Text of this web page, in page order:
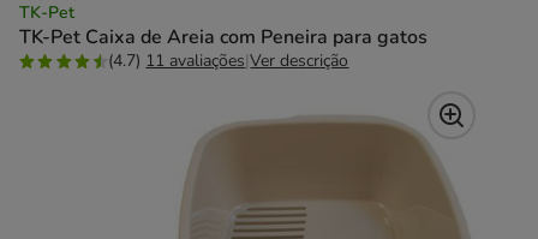
TK-Pet
TK-Pet Caixa de Areia com Peneira para gatos
(4.7) 11 avaliações|Ver descrição